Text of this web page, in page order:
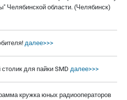
Челябинской области. (Челябинск)
далее>>>
для пайки SMD далее>>>
кружка юных радиооператоров